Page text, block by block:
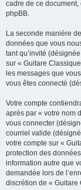
cadre de ce
phpBB.
La seconde manière
données que vous
tant qu’invité
sur « Guitare
les messages que
vous êtes connecté
Votre compte
après par « votre nom
vous connecter
courriel valide
votre compte sur «
protection des
information autre que
demandée lors de
discrétion de « Guitare